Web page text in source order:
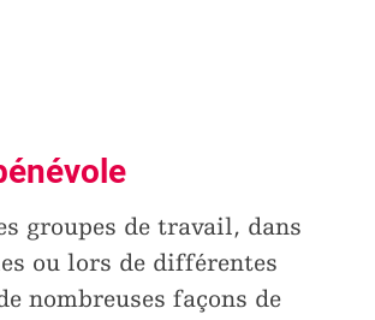
groupes de travail, dans
ou lors de différentes
nombreuses façons de